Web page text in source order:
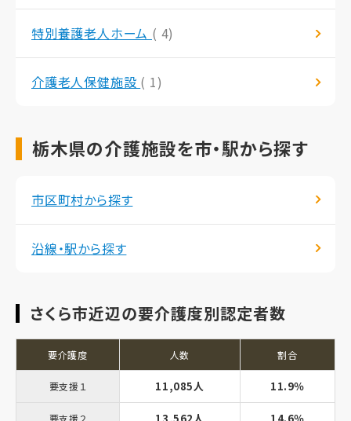
特別養護老人ホーム ( 4)
介護老人保健施設 ( 1)
栃木県の介護施設を市・駅から探す
市区町村から探す
沿線・駅から探す
さくら市近辺の要介護度別認定者数
要介護度 人数 割合
要支援１ 11,085人 11.9％
要支援２ 13,562人 14.6％